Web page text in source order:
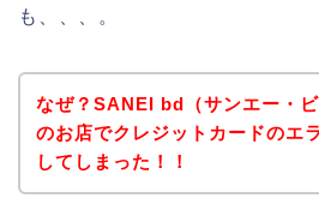
も、、、。
なぜ？SANEI bd（サンエー・ビ
のお店でクレジットカードのエ
してしまった！！